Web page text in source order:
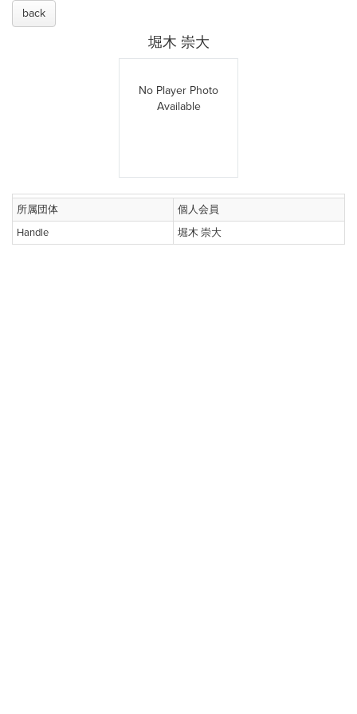
back
堀木 崇大
No Player Photo
Available
所属団体
個人会員
Handle
堀木 崇大